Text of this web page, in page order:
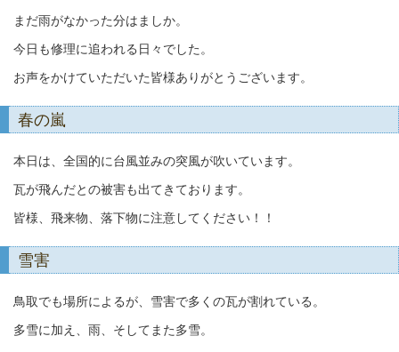
まだ雨がなかった分はましか。
今日も修理に追われる日々でした。
お声をかけていただいた皆様ありがとうございます。
春の嵐
本日は、全国的に台風並みの突風が吹いています。
瓦が飛んだとの被害も出てきております。
皆様、飛来物、落下物に注意してください！！
雪害
鳥取でも場所によるが、雪害で多くの瓦が割れている。
多雪に加え、雨、そしてまた多雪。